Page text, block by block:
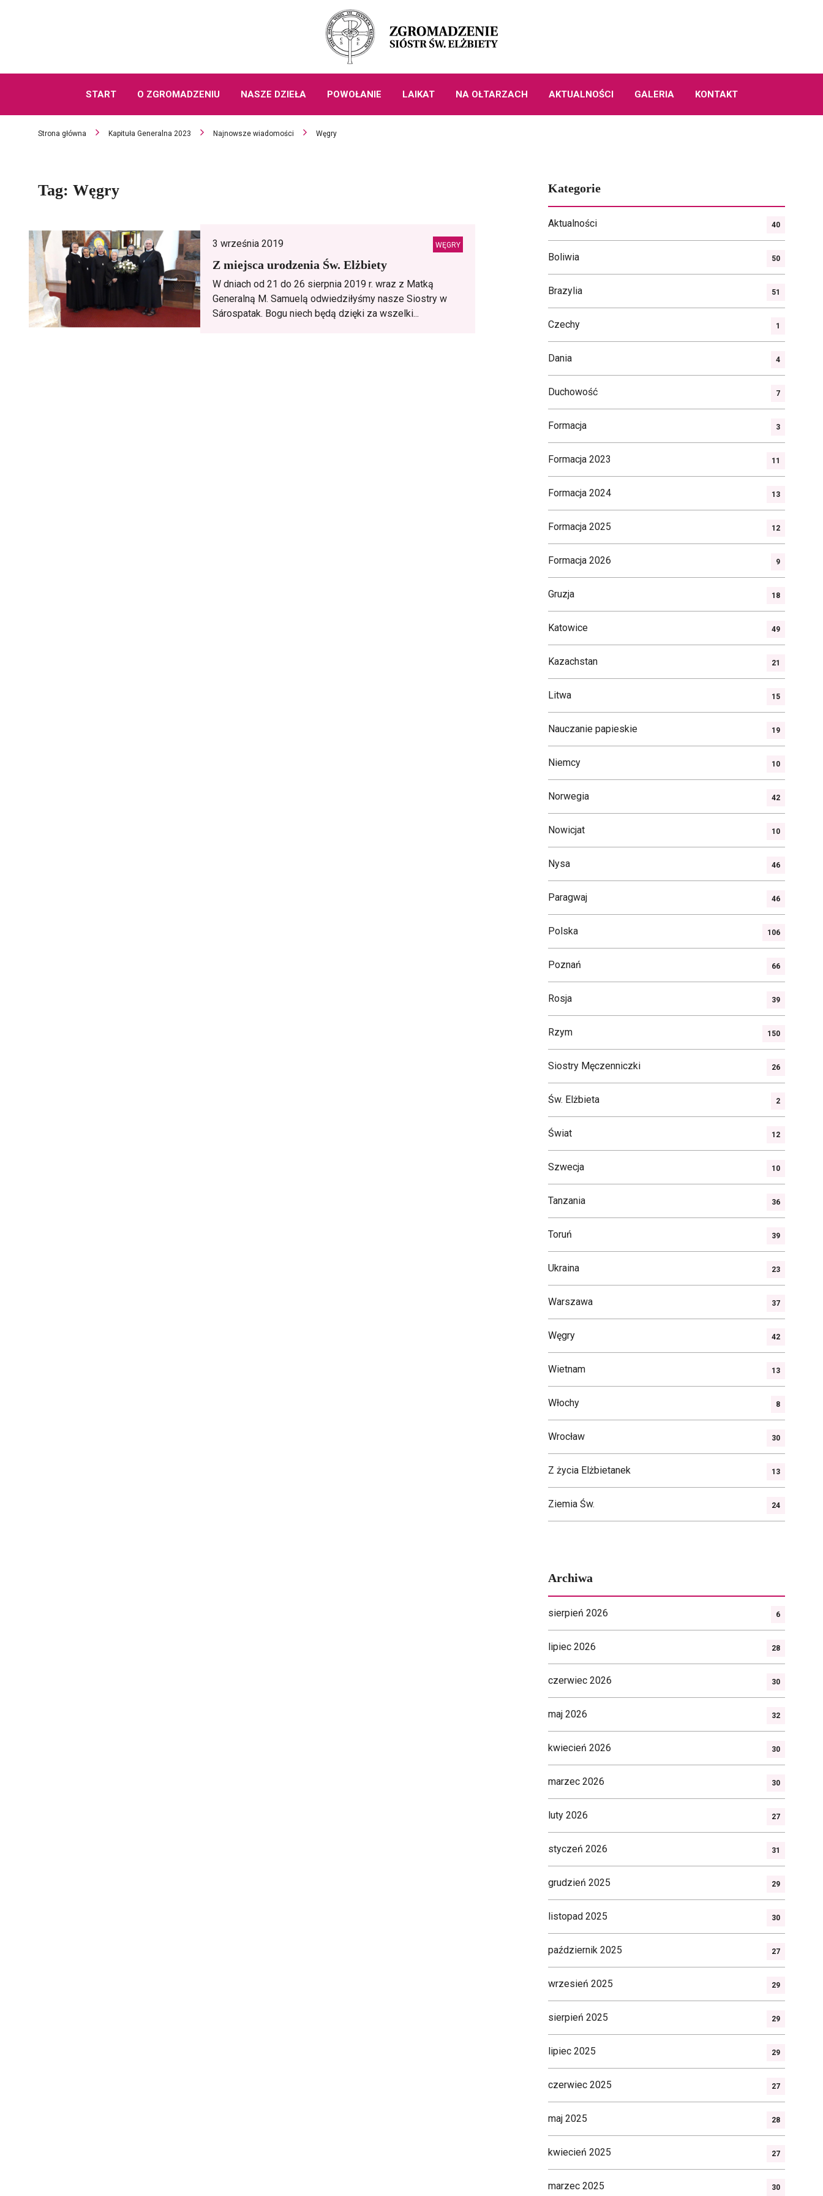
START O ZGROMADZENIU NASZE DZIEŁA POWOŁANIE LAIKAT NA OŁTARZACH AKTUALNOŚCI GALERIA KONTAKT
Strona główna Kapituła Generalna 2023 Najnowsze wiadomości Węgry
Tag: Węgry
3 września 2019 WĘGRY
Z miejsca urodzenia Św. Elżbiety
W dniach od 21 do 26 sierpnia 2019 r. wraz z Matką
Generalną M. Samuelą odwiedziłyśmy nasze Siostry w
Sárospatak. Bogu niech będą dzięki za wszelki...
Kategorie
Aktualności 40
Boliwia 50
Brazylia 51
Czechy 1
Dania 4
Duchowość 7
Formacja 3
Formacja 2023 11
Formacja 2024 13
Formacja 2025 12
Formacja 2026 9
Gruzja 18
Katowice 49
Kazachstan 21
Litwa 15
Nauczanie papieskie 19
Niemcy 10
Norwegia 42
Nowicjat 10
Nysa 46
Paragwaj 46
Polska 106
Poznań 66
Rosja 39
Rzym 150
Siostry Męczenniczki 26
Św. Elżbieta 2
Świat 12
Szwecja 10
Tanzania 36
Toruń 39
Ukraina 23
Warszawa 37
Węgry 42
Wietnam 13
Włochy 8
Wrocław 30
Z życia Elżbietanek 13
Ziemia Św. 24
Archiwa
sierpień 2026 6
lipiec 2026 28
czerwiec 2026 30
maj 2026 32
kwiecień 2026 30
marzec 2026 30
luty 2026 27
styczeń 2026 31
grudzień 2025 29
listopad 2025 30
październik 2025 27
wrzesień 2025 29
sierpień 2025 29
lipiec 2025 29
czerwiec 2025 27
maj 2025 28
kwiecień 2025 27
marzec 2025 30